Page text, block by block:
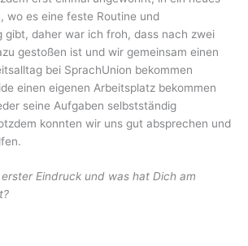
wo es eine feste Routine und
gibt, daher war ich froh, dass nach zwei
gestoßen ist und wir gemeinsam einen
bei SprachUnion bekommen
einen eigenen Arbeitsplatz bekommen
seine Aufgaben selbstständig
konnten wir uns gut absprechen und
Eindruck und was hat Dich am